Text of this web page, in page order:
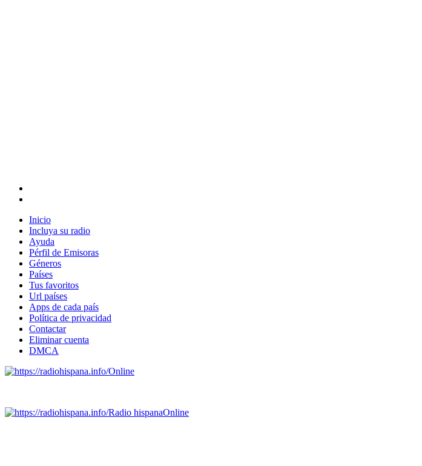
Inicio
Incluya su radio
Ayuda
Pérfil de Emisoras
Géneros
Países
Tus favoritos
Url países
Apps de cada país
Política de privacidad
Contactar
Eliminar cuenta
DMCA
Online
Radio hispanaOnline